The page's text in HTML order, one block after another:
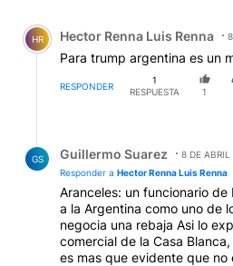
Comentario de Hector Renna
HR Hector Renna Luis Renna
Para trump argentina es un
RESPONDER
1
RESPUESTA
1
GS Guillermo Suarez
8 DE
Responder a Hector Renna Luis Renna
Aranceles: un funcionario
a la Argentina como uno de
negocia una rebaja Asi lo
comercial de la Casa
es mas que evidente que no